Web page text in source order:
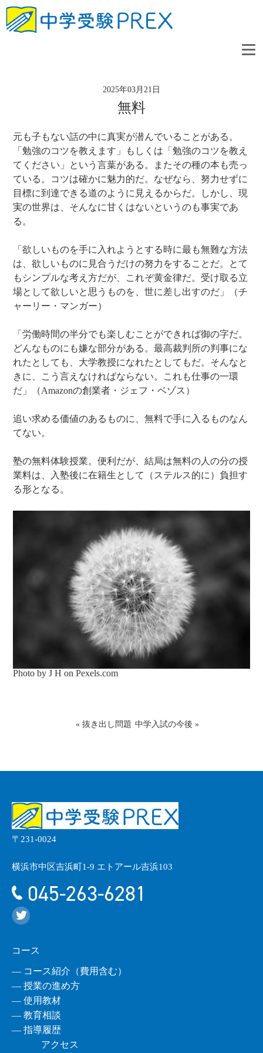
2025年03月21日
無料
元も子もない話の中に真実が潜んでいることがある。
「勉強のコツを教えます」もしくは「勉強のコツを教え
てください」という言葉がある。またその種の本も売っ
ている。コツは確かに魅力的だ。なぜなら、努力せずに
目標に到達できる道のように見えるからだ。しかし、現
実の世界は、そんなに甘くはないというのも事実であ
る。
「欲しいものを手に入れようとする時に最も無難な方法
は、欲しいものに見合うだけの努力をすることだ。とて
もシンプルな考え方だが、これぞ黄金律だ。受け取る立
場として欲しいと思うものを、世に差し出すのだ」（チ
ャーリー・マンガー）
「労働時間の半分でも楽しむことができれば御の字だ。
どんなものにも嫌な部分がある。最高裁判所の判事にな
れたとしても、大学教授になれたとしてもだ。そんなと
きに、こう言えなければならない。これも仕事の一環
だ」（Amazonの創業者・ジェフ・ベゾス）
追い求める価値のあるものに、無料で手に入るものなん
てない。
塾の無料体験授業。便利だが、結局は無料の人の分の授
業料は、入塾後に在籍生として（ステルス的に）負担す
る形となる。
Photo by J H onPexels.com
« 抜き出し問題 中学入試の今後 »
〒231-0024
横浜市中区吉浜町1-9 エトアール吉浜103
045-263-6281
コース
― コース紹介（費用含む）
― 授業の進め方
― 使用教材
― 教育相談
― 指導履歴
アクセス